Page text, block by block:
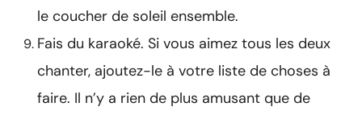
le coucher de soleil ensemble.
Fais du karaoké. Si vous aimez tous les deux
chanter, ajoutez-le à votre liste de choses à
faire. Il n’y a rien de plus amusant que de